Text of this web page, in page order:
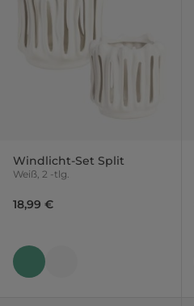
Windlicht-Set Split
Weiß, 2 -tlg.
18,99 €